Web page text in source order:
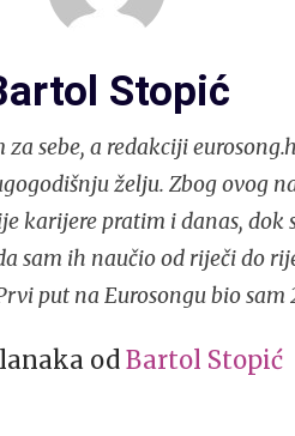
Stopić
sebe, a redakciji
želju. Zbog ovog
karijere pratim i danas, dok
sam ih naučio od riječi do
put na Eurosongu bio sam
od Bartol Stopić